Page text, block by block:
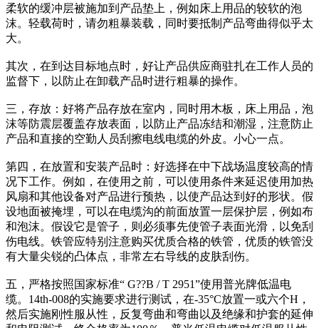
柔软的缓冲层被施加到产品垫上，例如床上用品的较软的泡
沫。轻载荷时，请勿粗暴装载，同时要抵制产品弯曲得似乎太
大。
其次，在到达目标地点时，好让产品供应商驻扎在工作人员的
监督下，以防止在卸载产品时进行粗暴的操作。
三，存放：好将产品存放在室内，同时用木板，床上用品，泡
沫等防震层覆盖存放表面，以防止产品冻结和潮湿，注意防止
产品和直接的空勤人员刮擦电线电缆的外皮。小心一点。
第四，在放置和安装产品时：好选择在中下战场温度较高的情
况下工作。例如，在使用之前，可以使用条件来延迟使用加热
风扇和其他设备对产品进行预热，以使产品达到好的形状。假
设地面被掩埋，可以在电缆沟的前面放置一层保护层，例如布
和泡沫。假设它是管子，则必须事先使管子表面光滑，以免刮
伤电线。铁管应特别注意购买优质合格的铁管，优质的铁管没
有大量尖锐的凸体点，非常左右导线的皮肤刮伤。
五，严格按照国家标准“ G??B / T 2951”使用普光牌低温电
缆。14th-008的实施要求进行测试，在-35°C放置一或六个H，
然后实施刚性服从性，反复弯曲和弯曲以及绝缘和护套的延伸